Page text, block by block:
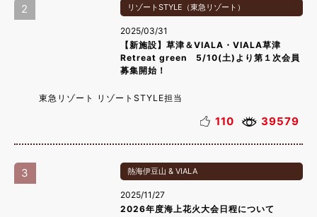
2 リゾートSTYLE（東急リゾート）
2025/03/31
【新施設】草津＆VIALA・VIALA草津
Retreat green 5/10(土)より第１次会員
募集開始！
東急リゾート リゾートSTYLE担当
110 39579
3 熱海伊豆山 & VIALA
2025/11/27
2026年度海上花火大会日程について